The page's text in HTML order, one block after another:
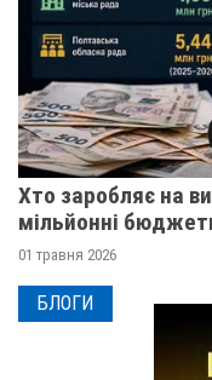
Хто заробляє на
мільйонні
01 травня 2026
БЛОГИ